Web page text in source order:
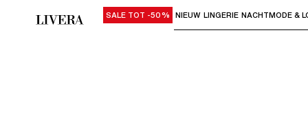
Gebruik "Pijl omlaag" of "Enter" om
SALE TOT -50% NIEUW LINGERIE NACHTMODE &